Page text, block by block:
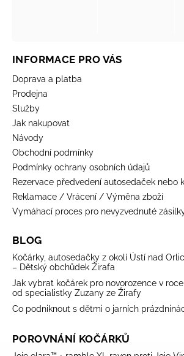
INFORMACE PRO VÁS
Doprava a platba
Prodejna
Služby
Jak nakupovat
Návody
Obchodní podmínky
Podmínky ochrany osobních údajů
Rezervace předvedení autosedaček nebo
Reklamace / Vrácení / Výměna zboží
Vymáhací proces pro nevyzvednuté
BLOG
Kočárky, autosedačky z okolí Ústí nad
– Dětský obchůdek Žirafa
Jak vybrat kočárek pro novorozence v
od specialistky Zuzany ze Žirafy
Co podniknout s dětmi o jarních
POROVNÁNÍ KOČÁRKŮ